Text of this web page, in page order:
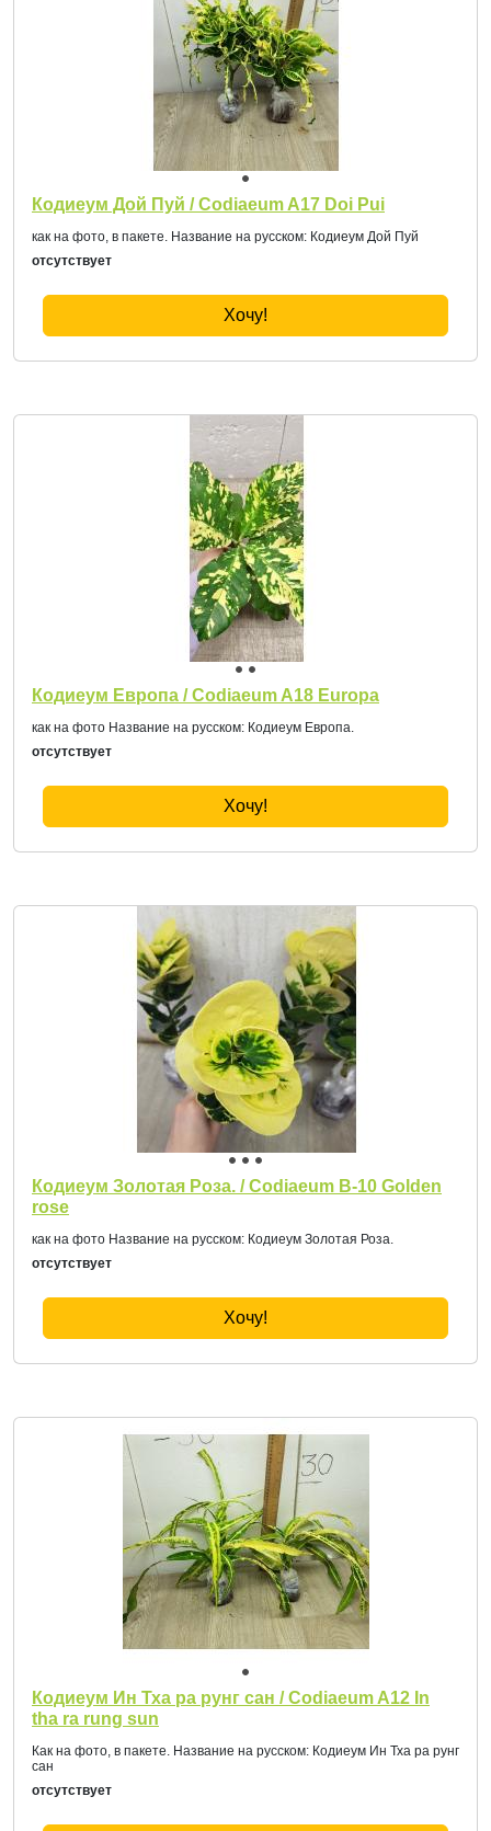
Кодиеум Дой Пуй / Codiaeum A17 Doi Pui
как на фото, в пакете. Название на русском: Кодиеум Дой Пуй
отсутствует
Хочу!
Кодиеум Европа / Codiaeum A18 Europa
как на фото Название на русском: Кодиеум Европа.
отсутствует
Хочу!
Кодиеум Золотая Роза. / Codiaeum B-10 Golden
rose
как на фото Название на русском: Кодиеум Золотая Роза.
отсутствует
Хочу!
Кодиеум Ин Тха ра рунг сан / Codiaeum A12 In
tha ra rung sun
Как на фото, в пакете. Название на русском: Кодиеум Ин Тха ра рунг
сан
отсутствует